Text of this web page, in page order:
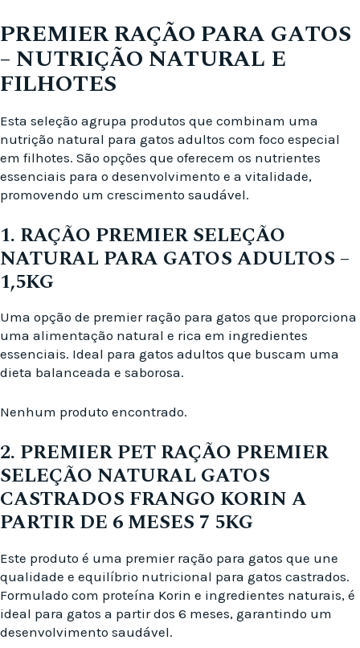
PREMIER RAÇÃO PARA GATOS
– NUTRIÇÃO NATURAL E
FILHOTES
Esta seleção agrupa produtos que combinam uma
nutrição natural para gatos adultos com foco especial
em filhotes. São opções que oferecem os nutrientes
essenciais para o desenvolvimento e a vitalidade,
promovendo um crescimento saudável.
1. RAÇÃO PREMIER SELEÇÃO
NATURAL PARA GATOS ADULTOS –
1,5KG
Uma opção de premier ração para gatos que proporciona
uma alimentação natural e rica em ingredientes
essenciais. Ideal para gatos adultos que buscam uma
dieta balanceada e saborosa.
Nenhum produto encontrado.
2. PREMIER PET RAÇÃO PREMIER
SELEÇÃO NATURAL GATOS
CASTRADOS FRANGO KORIN A
PARTIR DE 6 MESES 7 5KG
Este produto é uma premier ração para gatos que une
qualidade e equilíbrio nutricional para gatos castrados.
Formulado com proteína Korin e ingredientes naturais, é
ideal para gatos a partir dos 6 meses, garantindo um
desenvolvimento saudável.